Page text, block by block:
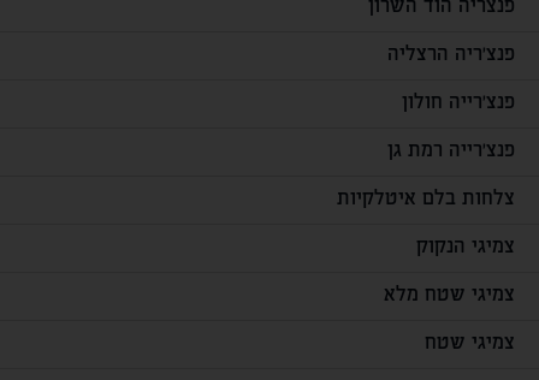
פנצריה הוד השרון
פנצ'ריה הרצליה
פנצ'רייה חולון
פנצ'רייה רמת גן
צלחות בלם איטלקיות
צמיגי הנקוק
צמיגי שטח מלא
צמיגי שטח